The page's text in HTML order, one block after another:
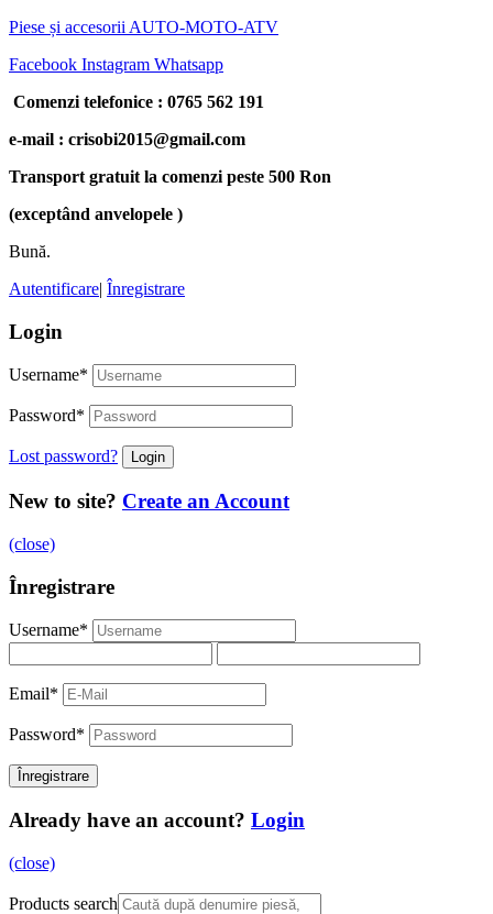
Piese și accesorii AUTO-MOTO-ATV
Facebook Instagram Whatsapp
Comenzi telefonice : 0765 562 191
e-mail : crisobi2015@gmail.com
Transport gratuit la comenzi peste 500 Ron
(exceptând anvelopele )
Bună.
Autentificare| Înregistrare
Login
Username*
Password*
Lost password?
New to site? Create an Account
(close)
Înregistrare
Username*
Email*
Password*
Already have an account? Login
(close)
Products search